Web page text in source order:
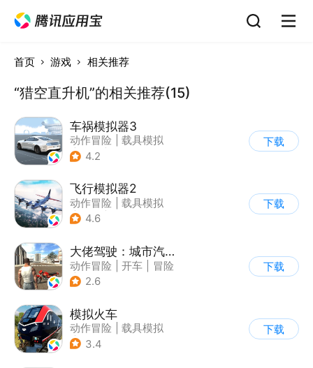
首页 游戏 相关推荐
“猎空直升机”的相关推荐(15)
车祸模拟器3
动作冒险
载具模拟
| 汽车
4.2
下载
飞行模拟器2
动作冒险
载具模拟
| 飞机
4.6
下载
大佬驾驶：城市汽车模拟器
动作冒险 开车
冒险
| 写实
2.6
下载
模拟火车
动作冒险
载具模拟
| 写实
3.4
下载